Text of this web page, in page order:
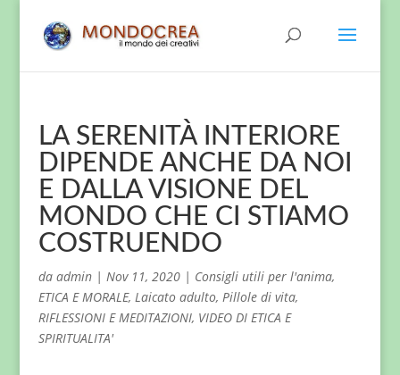
LA SERENITÀ INTERIORE
DIPENDE ANCHE DA NOI
E DALLA VISIONE DEL
MONDO CHE CI STIAMO
COSTRUENDO
da admin| Nov 11, 2020| Consigli utili per l'anima,
ETICA E MORALE, Laicato adulto, Pillole di vita,
RIFLESSIONI E MEDITAZIONI, VIDEO DI ETICA E
SPIRITUALITA'